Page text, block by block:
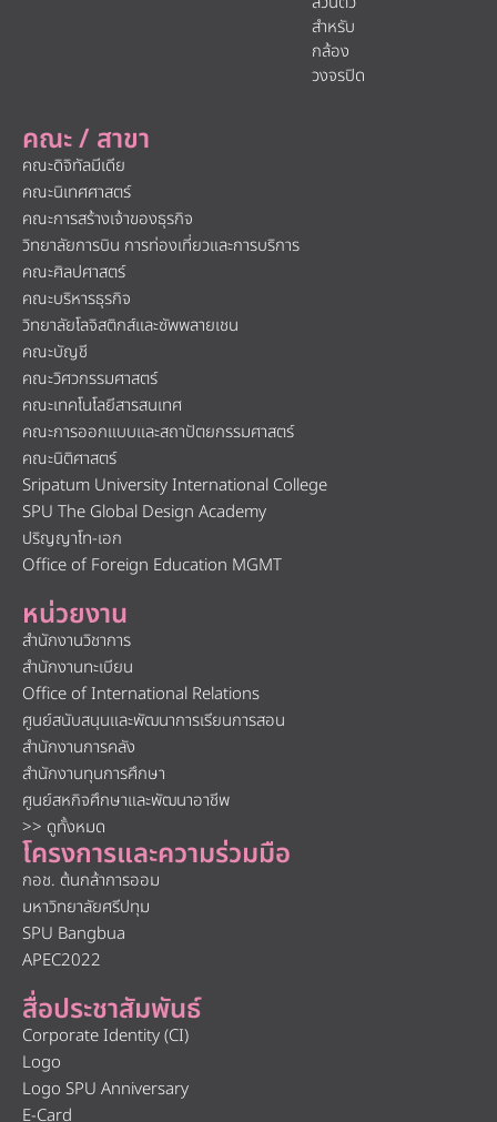
คณะ / สาขา
คณะดิจิทัลมีเดีย
คณะนิเทศศาสตร์
คณะการสร้างเจ้าของธุรกิจ
วิทยาลัยการบิน การท่องเที่ยวและการบริการ
คณะศิลปศาสตร์
คณะบริหารธุรกิจ
วิทยาลัยโลจิสติกส์และซัพพลายเชน
คณะบัญชี
คณะวิศวกรรมศาสตร์
คณะเทคโนโลยีสารสนเทศ
คณะการออกแบบและสถาปัตยกรรมศาสตร์
คณะนิติศาสตร์
Sripatum University International College
SPU The Global Design Academy
ปริญญาโท-เอก
Office of Foreign Education MGMT
หน่วยงาน
สำนักงานวิชาการ
สำนักงานทะเบียน
Office of International Relations
ศูนย์สนับสนุนและพัฒนาการเรียนการสอน
สำนักงานการคลัง
สำนักงานทุนการศึกษา
ศูนย์สหกิจศึกษาและพัฒนาอาชีพ
>> ดูทั้งหมด
โครงการและความร่วมมือ
กอช. ต้นกล้าการออม
มหาวิทยาลัยศรีปทุม
SPU Bangbua
APEC2022
สื่อประชาสัมพันธ์
Corporate Identity (CI)
Logo
Logo SPU Anniversary
E-Card
สำหรับ
กล้อง
วงจรปิด